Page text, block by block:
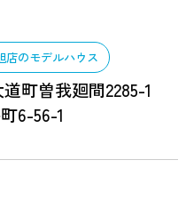
店のモデルハウス
町曽我廻間2285-1
6-56-1